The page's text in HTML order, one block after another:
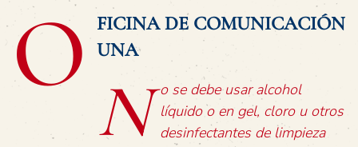
O
FICINA DE COMUNICACIÓN
UNA
N o se debe usar alcohol
líquido o en gel, cloro u otros
desinfectantes de limpieza